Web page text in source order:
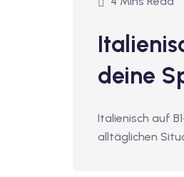
deine
Italienisch auf
alltäglichen